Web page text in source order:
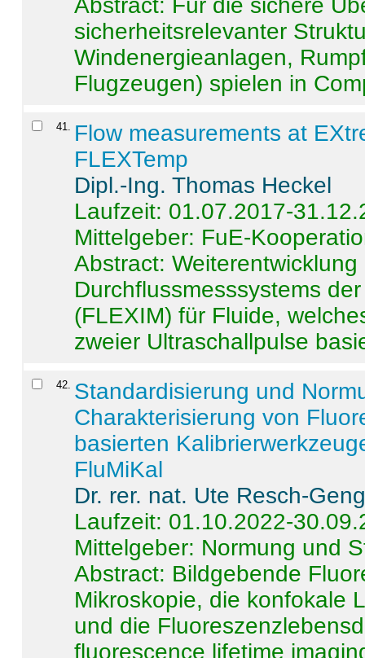
Abstract: Für die sichere
sicherheitsrelevanter
Windenergieanlagen,
Flugzeugen) spielen in
41. Flow measurements at
FLEXTemp
Dipl.-Ing. Thomas Heckel
Laufzeit: 01.07.2017-
Mittelgeber: FuE-
Abstract:
Durchflussmesssystems
(FLEXIM) für Fluide,
zweier Ultraschallpulse
42. Standardisierung und
Charakterisierung von
basierten
FluMiKal
Dr. rer. nat. Ute Resch-
Laufzeit: 01.10.2022-
Mittelgeber: Normung und
Abstract: Bildgebende
Mikroskopie, die konfokale
und die
fluorescence lifetime